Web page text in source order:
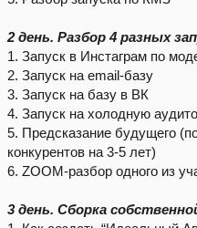
2 день. Разбор 4 разных
1. Запуск в Инстаграм по
2. Запуск на email-базу
3. Запуск на базу в ВК
4. Запуск на холодную
5. Предсказание будущего
конкурентов на 3-5 лет)
6. ZOOM-разбор одного из
3 день. Сборка